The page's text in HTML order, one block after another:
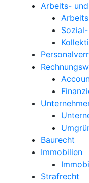
Arbeits-
Baurecht
Immobilien
Strafrecht